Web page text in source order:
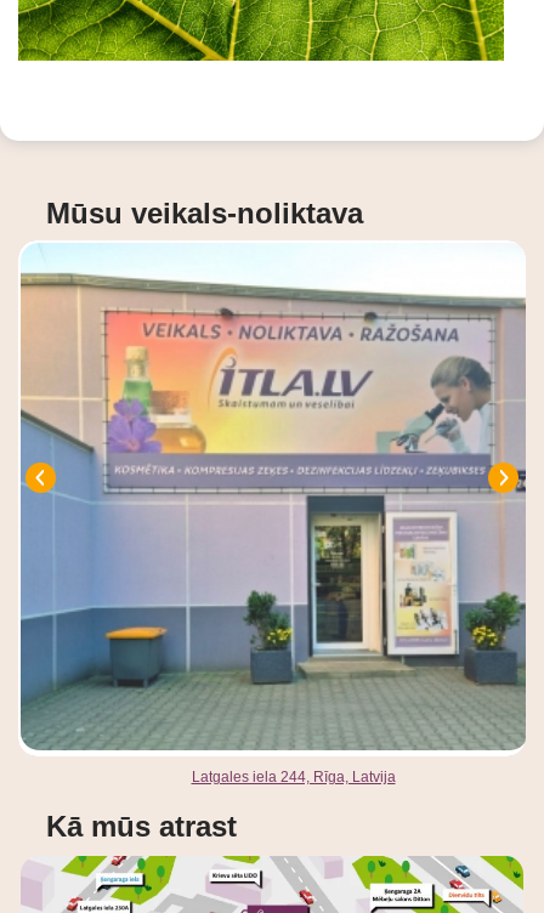
Mūsu veikals-noliktava
Latgales iela 244, Rīga, Latvija
Kā mūs atrast